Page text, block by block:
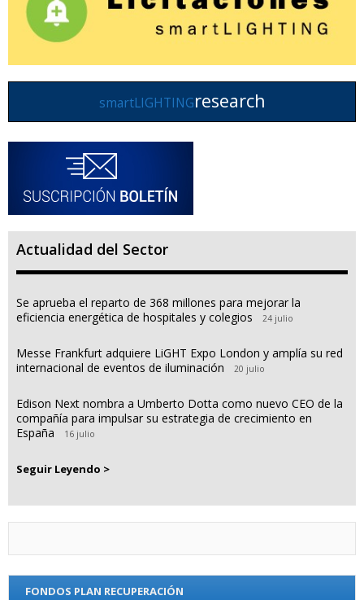
smartLIGHTINGresearch
Actualidad del Sector
Se aprueba el reparto de 368 millones para mejorar la
eficiencia energética de hospitales y colegios
24 julio
Messe Frankfurt adquiere LiGHT Expo London y amplía su red
internacional de eventos de iluminación
20 julio
Edison Next nombra a Umberto Dotta como nuevo CEO de la
compañía para impulsar su estrategia de crecimiento en
España
16 julio
Seguir Leyendo >
FONDOS PLAN RECUPERACIÓN